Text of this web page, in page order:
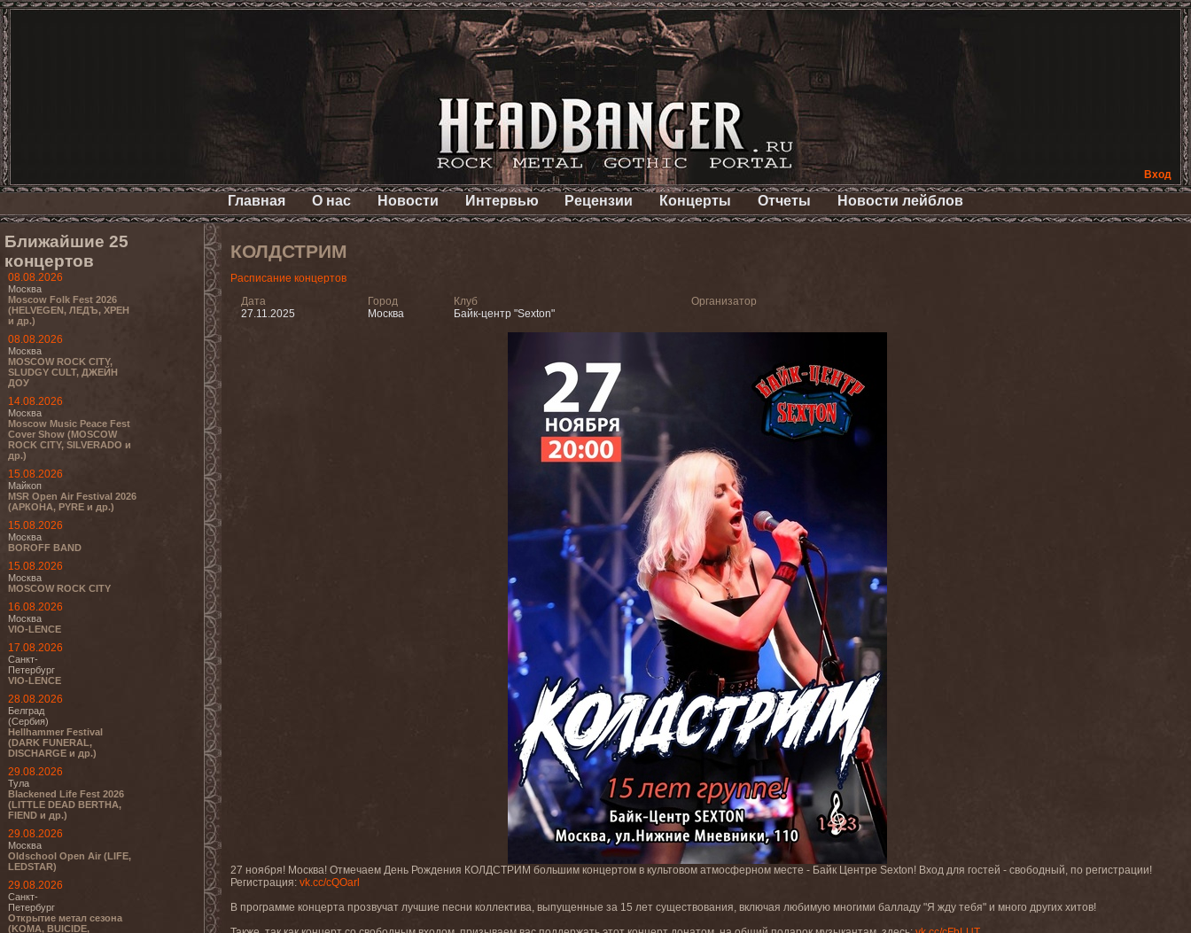
Вход
Главная О нас Новости Интервью Рецензии Концерты Отчеты Новости лейблов
Ближайшие 25
концертов
08.08.2026
Москва
Moscow Folk Fest 2026
(HELVEGEN, ЛЕДЪ, ХРЕН
и др.)
08.08.2026
Москва
MOSCOW ROCK CITY,
SLUDGY CULT, ДЖЕЙН
ДОУ
14.08.2026
Москва
Moscow Music Peace Fest
Cover Show (MOSCOW
ROCK CITY, SILVERADO и
др.)
15.08.2026
Майкоп
MSR Open Air Festival 2026
(АРКОНА, PYRE и др.)
15.08.2026
Москва
BOROFF BAND
15.08.2026
Москва
MOSCOW ROCK CITY
16.08.2026
Москва
VIO-LENCE
17.08.2026
Санкт-
Петербург
VIO-LENCE
28.08.2026
Белград
(Сербия)
Hellhammer Festival
(DARK FUNERAL,
DISCHARGE и др.)
29.08.2026
Тула
Blackened Life Fest 2026
(LITTLE DEAD BERTHA,
FIEND и др.)
29.08.2026
Москва
Oldschool Open Air (LIFE,
LEDSTAR)
29.08.2026
Санкт-
Петербург
Открытие метал сезона
(KOMA, BUICIDE,
КОЛДСТРИМ
Расписание концертов
Дата
27.11.2025
Город
Москва
Клуб
Байк-центр "Sexton"
Организатор
27 ноября! Москва! Отмечаем День Рождения КОЛДСТРИМ большим концертом в культовом атмосферном месте - Байк Центре Sexton! Вход для гостей - свободный, по регистрации!
Регистрация: vk.cc/cQOarl
В программе концерта прозвучат лучшие песни коллектива, выпущенные за 15 лет существования, включая любимую многими балладу "Я жду тебя" и много других хитов!